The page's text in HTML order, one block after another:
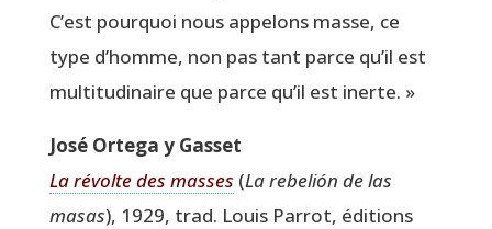
C’est pour­quoi nous appe­lons masse, ce
type d’homme, non pas tant parce qu’il est
mul­ti­tu­di­naire que parce qu’il est inerte. »
José Orte­ga y Gasset
La révolte des masses (La rebe­lión de las
masas), 1929, trad. Louis Par­rot, édi­tions